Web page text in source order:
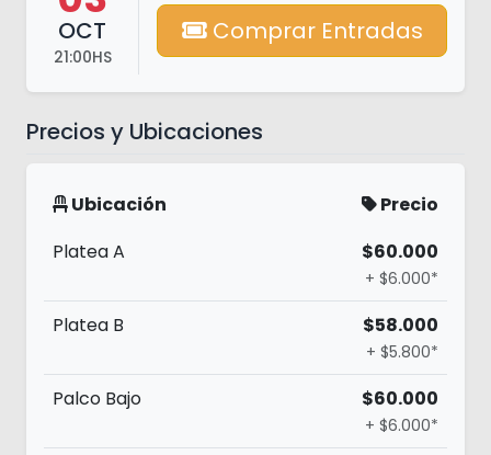
OCT
21:00HS
Comprar Entradas
Precios y Ubicaciones
Ubicación
Precio
Platea A
$60.000
+ $6.000*
Platea B $58.000
+ $5.800*
Palco Bajo $60.000
+ $6.000*